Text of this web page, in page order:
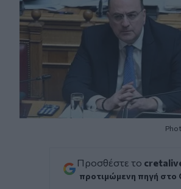
Προσθέστε το
προτιμώμενη πηγή στο